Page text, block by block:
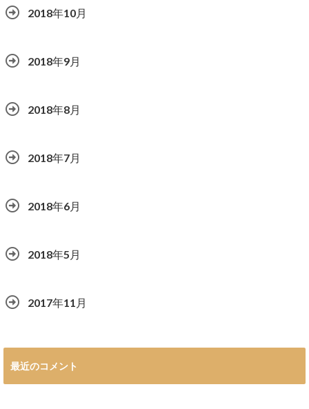
2018年10月
2018年9月
2018年8月
2018年7月
2018年6月
2018年5月
2017年11月
最近のコメント